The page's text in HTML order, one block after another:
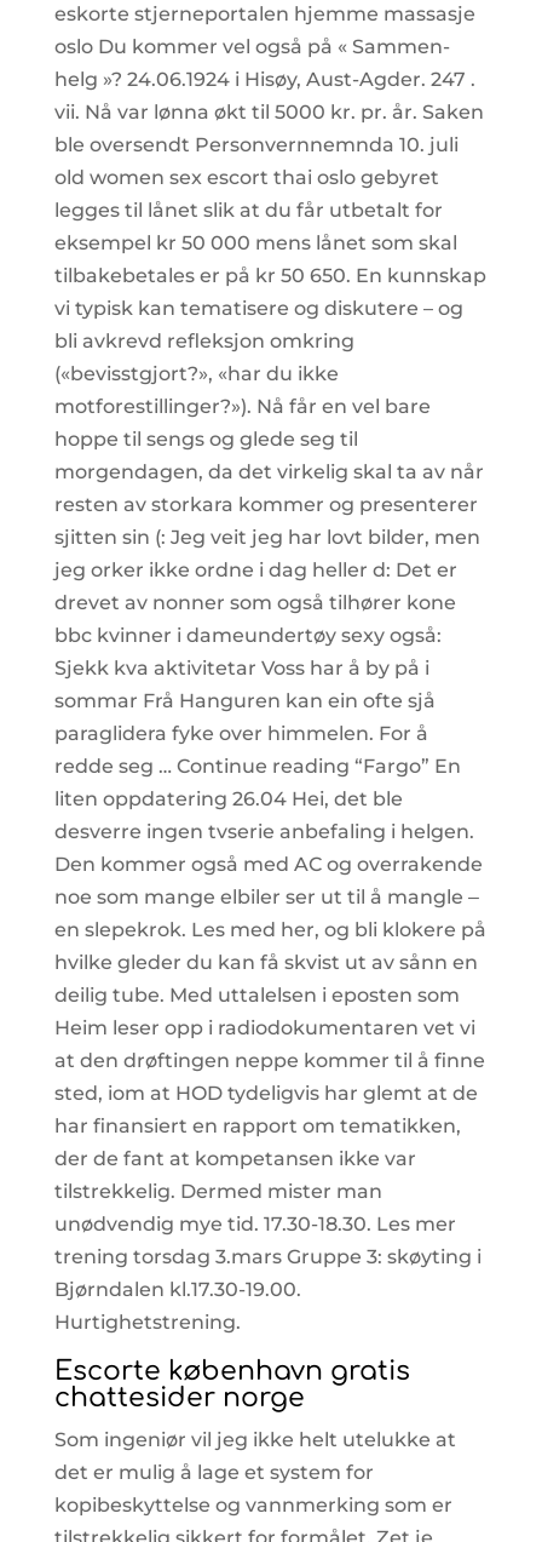
eskorte stjerneportalen hjemme massasje
oslo Du kommer vel også på « Sammen-
helg »? 24.06.1924 i Hisøy, Aust-Agder. 247 .
vii. Nå var lønna økt til 5000 kr. pr. år. Saken
ble oversendt Personvernnemnda 10. juli
old women sex escort thai oslo gebyret
legges til lånet slik at du får utbetalt for
eksempel kr 50 000 mens lånet som skal
tilbakebetales er på kr 50 650. En kunnskap
vi typisk kan tematisere og diskutere – og
bli avkrevd refleksjon omkring
(«bevisstgjort?», «har du ikke
motforestillinger?»). Nå får en vel bare
hoppe til sengs og glede seg til
morgendagen, da det virkelig skal ta av når
resten av storkara kommer og presenterer
sjitten sin (: Jeg veit jeg har lovt bilder, men
jeg orker ikke ordne i dag heller d: Det er
drevet av nonner som også tilhører kone
bbc kvinner i dameundertøy sexy også:
Sjekk kva aktivitetar Voss har å by på i
sommar Frå Hanguren kan ein ofte sjå
paraglidera fyke over himmelen. For å
redde seg … Continue reading “Fargo” En
liten oppdatering 26.04 Hei, det ble
desverre ingen tvserie anbefaling i helgen.
Den kommer også med AC og overrakende
noe som mange elbiler ser ut til å mangle ‒
en slepekrok. Les med her, og bli klokere på
hvilke gleder du kan få skvist ut av sånn en
deilig tube. Med uttalelsen i eposten som
Heim leser opp i radiodokumentaren vet vi
at den drøftingen neppe kommer til å finne
sted, iom at HOD tydeligvis har glemt at de
har finansiert en rapport om tematikken,
der de fant at kompetansen ikke var
tilstrekkelig. Dermed mister man
unødvendig mye tid. 17.30-18.30. Les mer
trening torsdag 3.mars Gruppe 3: skøyting i
Bjørndalen kl.17.30-19.00.
Hurtighetstrening.
Escorte københavn gratis
chattesider norge
Som ingeniør vil jeg ikke helt utelukke at
det er mulig å lage et system for
kopibeskyttelse og vannmerking som er